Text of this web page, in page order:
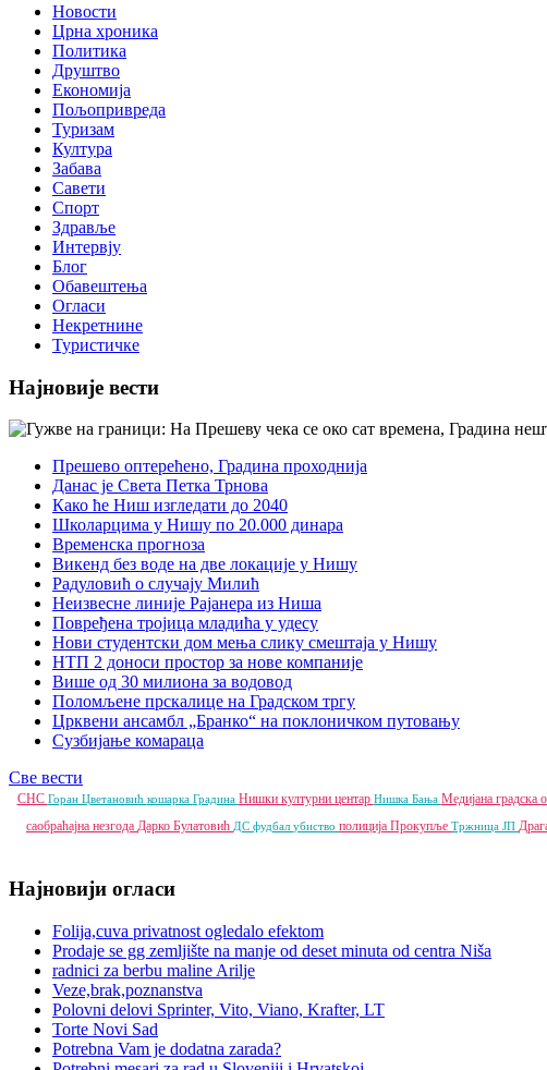
Новости
Црна хроника
Политика
Друштво
Економија
Пољопривреда
Туризам
Култура
Забава
Савети
Спорт
Здравље
Интервју
Блог
Обавештења
Огласи
Некретнине
Туристичке
Најновије вести
Прешево оптерећено, Градина проходнија
Данас је Света Петка Трнова
Како ће Ниш изгледати до 2040
Школарцима у Нишу по 20.000 динара
Временска прогноза
Викенд без воде на две локације у Нишу
Радуловић о случају Милић
Неизвесне линије Рајанера из Ниша
Повређена тројица младића у удесу
Нови студентски дом мења слику смештаја у Нишу
НТП 2 доноси простор за нове компаније
Више од 30 милиона за водовод
Поломљене прскалице на Градском тргу
Црквени ансамбл „Бранко“ на поклоничком путовању
Сузбијање комараца
Све вести
СНС Горан Цветановић кошарка Градина Нишки културни центар Нишка Бања Медијана градска
саобраћајна незгода Дарко Булатовић ДС фудбал убиство полиција Прокупље Тржница ЈП
Најновији огласи
Folija,cuva privatnost ogledalo efektom
Prodaje se gg zemljište na manje od deset minuta od centra Niša
radnici za berbu maline Arilje
Veze,brak,poznanstva
Polovni delovi Sprinter, Vito, Viano, Krafter, LT
Torte Novi Sad
Potrebna Vam je dodatna zarada?